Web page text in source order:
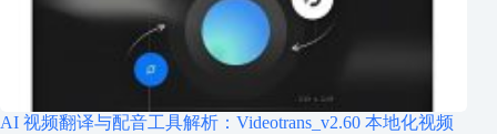
AI 视频翻译与配音工具解析：Videotrans_v2.60 本地化视频